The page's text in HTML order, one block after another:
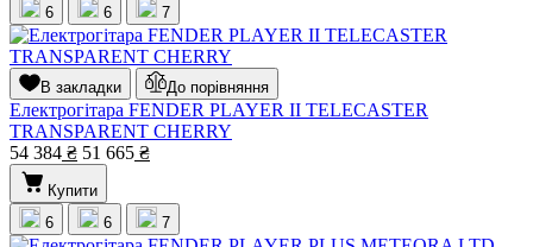
6
6 7
В закладки До порівняння
Електрогітара FENDER PLAYER II TELECASTER
TRANSPARENT CHERRY
54 384 ₴ 51 665 ₴
Купити
6
6 7